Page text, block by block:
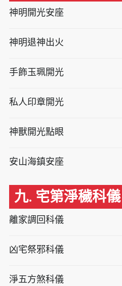
神明開光安座
神明退神出火
手飾玉珮開光
私人印章開光
神獸開光點眼
安山海鎮安座
九. 宅第淨穢科儀
離家調回科儀
凶宅祭邪科儀
淨五方煞科儀